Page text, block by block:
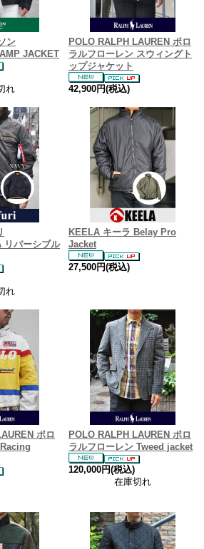
ン
JACKET
れ
POLO RALPH LAUREN ポロ
ラルフローレン スウィングト
ップジャケット
42,900円(税込)
バーシブル
れ
KEELA キーラ Belay Pro
Jacket
27,500円(税込)
ポロ
POLO RALPH LAUREN ポロ
ラルフローレン Tweed jacket
120,000円(税込)
在庫切れ